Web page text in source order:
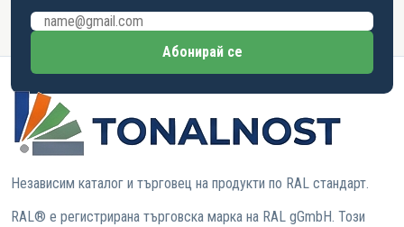
Имейл адрес
Абонирай се
Независим каталог и търговец на продукти по RAL стандарт.
RAL® е регистрирана търговска марка на RAL gGmbH. Този